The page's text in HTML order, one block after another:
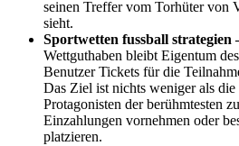
seinen Treffer vom Torhüter von
sieht.
Sportwetten fussball strategien
Wettguthaben bleibt Eigentum
Benutzer Tickets für die
Das Ziel ist nichts weniger als die
Protagonisten der berühmtesten
Einzahlungen vornehmen oder
platzieren.